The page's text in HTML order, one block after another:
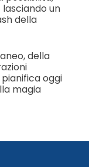
un
della
della
pianifica oggi
magia